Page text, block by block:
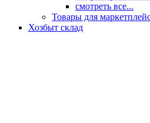
смотреть все...
Товары для
Хозбыт склад